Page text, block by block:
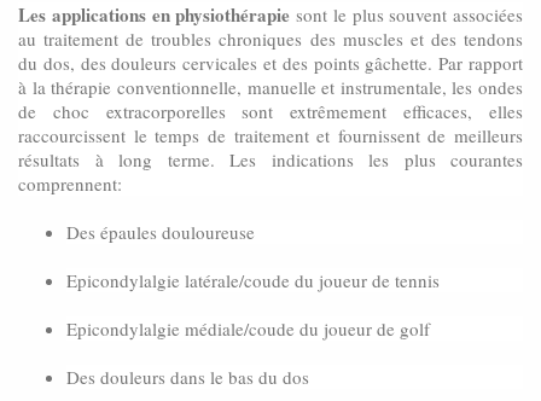
Les applications en physiothérapie sont le plus souvent associées
au traitement de troubles chroniques des muscles et des tendons
du dos, des douleurs cervicales et des points gâchette. Par rapport
à la thérapie conventionnelle, manuelle et instrumentale, les ondes
de choc extracorporelles sont extrêmement efficaces, elles
raccourcissent le temps de traitement et fournissent de meilleurs
résultats à long terme. Les indications les plus courantes
comprennent:
Des épaules douloureuse
Epicondylalgie latérale/coude du joueur de tennis
Epicondylalgie médiale/coude du joueur de golf
Des douleurs dans le bas du dos